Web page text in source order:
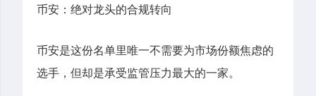
币安：绝对龙头的合规转向
币安是这份名单里唯一不需要为市场份额焦虑的
选手，但却是承受监管压力最大的一家。